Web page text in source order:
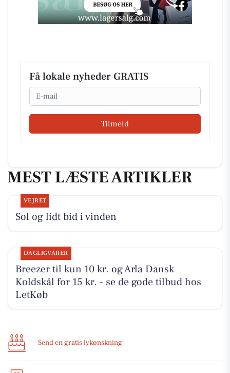
Få lokale nyheder GRATIS
Email
Tilmeld
MEST LÆSTE ARTIKLER
VEJRET
Sol og lidt bid i vinden
DAGLIGVARER
Breezer til kun 10 kr. og Arla Dansk
Koldskål for 15 kr. - se de gode tilbud hos
LetKøb
Send en gratis lykønskning